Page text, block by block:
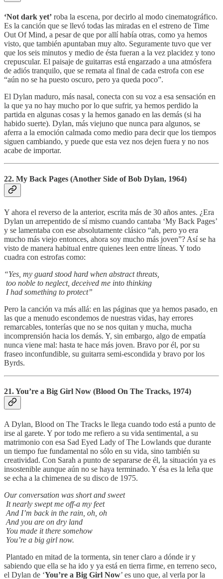
‘Not dark yet’ roba la escena, por decirlo al modo cinematográfico.
Es la canción que se llevó todas las miradas en el estreno de Time
Out Of Mind, a pesar de que por allí había otras, como ya hemos
visto, que también apuntaban muy alto. Seguramente tuvo que ver
que los seis minutos y medio de ésta fueran a la vez placidez y tono
crepuscular. El paisaje de guitarras está engarzado a una atmósfera
de adiós tranquilo, que se remata al final de cada estrofa con ese
“aún no se ha puesto oscuro, pero ya queda poco”.
El Dylan maduro, más nasal, conecta con su voz a esa sensación en
la que ya no hay mucho por lo que sufrir, ya hemos perdido la
partida en algunas cosas y la hemos ganado en las demás (si ha
habido suerte). Dylan, más viejuno que nunca para algunos, se
aferra a la emoción calmada como medio para decir que los tiempos
siguen cambiando, y puede que esta vez nos dejen fuera y no nos
acabe de importar.
22. My Back Pages (Another Side of Bob Dylan, 1964)
Y ahora el reverso de la anterior, escrita más de 30 años antes. ¿Era
Dylan un arrepentido de sí mismo cuando cantaba ‘My Back Pages’
y se lamentaba con ese absolutamente clásico “ah, pero yo era
mucho más viejo entonces, ahora soy mucho más joven”? Así se ha
visto de manera habitual entre quienes leen entre líneas. Y todo
cuadra con estrofas como:
“Yes, my guard stood hard when abstract threats,
too noble to neglect, deceived me into thinking
I had something to protect”
Pero la canción va más allá: en las páginas que ya hemos pasado, en
las que a menudo escondemos de nuestras vidas, hay errores
remarcables, tonterías que no se nos quitan y mucha, mucha
incomprensión hacia los demás. Y, sin embargo, algo de empatía
nunca viene mal: hasta te hace más joven. Bravo por él, por su
fraseo inconfundible, su guitarra semi-escondida y bravo por los
Byrds.
21. You’re a Big Girl Now (Blood On The Tracks, 1974)
A Dylan, Blood on The Tracks le llega cuando todo está a punto de
irse al garete. Y por todo me refiero a su vida sentimental, a su
matrimonio con esa Sad Eyed Lady of The Lowlands que durante
un tiempo fue fundamental no sólo en su vida, sino también su
creatividad. Con Sarah a punto de separarse de él, la situación ya es
insostenible aunque aún no se haya terminado. Y ésa es la leña que
se echa a la chimenea de su disco de 1975.
Our conversation was short and sweet
It nearly swept me off-a my feet
And I’m back in the rain, oh, oh
And you are on dry land
You made it there somehow
You’re a big girl now.
Plantado en mitad de la tormenta, sin tener claro a dónde ir y
sabiendo que ella se ha ido y ya está en tierra firme, en terreno seco,
el Dylan de ‘You’re a Big Girl Now’ es uno que, al verla por la